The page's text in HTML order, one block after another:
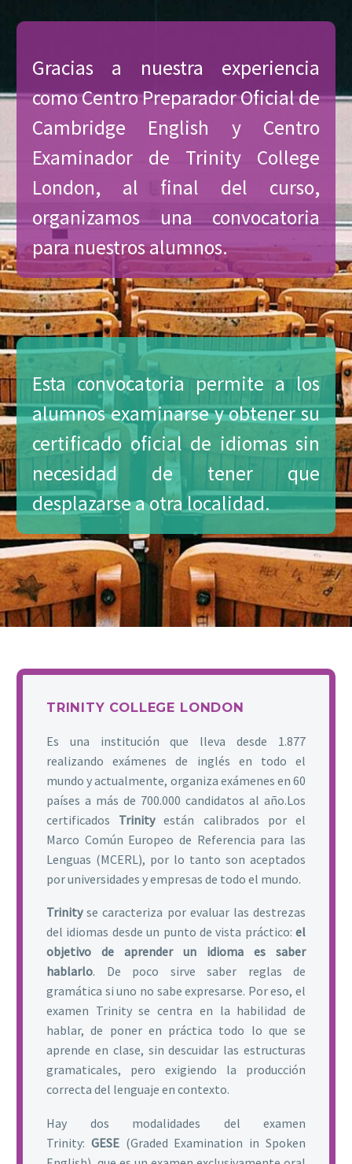
Gracias a nuestra experiencia
como Centro Preparador Oficial de
Cambridge English y Centro
Examinador de Trinity College
London, al final del curso,
organizamos una convocatoria
para nuestros alumnos.
Esta convocatoria permite a los
alumnos examinarse y obtener su
certificado oficial de idiomas sin
necesidad de tener que
desplazarse a otra localidad.
TRINITY COLLEGE LONDON
Es una institución que lleva desde 1.877
realizando exámenes de inglés en todo el
mundo y actualmente, organiza exámenes en 60
países a más de 700.000 candidatos al año.Los
certificados Trinityestán calibrados por el
Marco Común Europeo de Referencia para las
Lenguas (MCERL), por lo tanto son aceptados
por universidades y empresas de todo el mundo.
Trinityse caracteriza por evaluar las destrezas
del idiomas desde un punto de vista práctico: el
objetivo de aprender un idioma es saber
hablarlo. De poco sirve saber reglas de
gramática si uno no sabe expresarse. Por eso, el
examen Trinity se centra en la habilidad de
hablar, de poner en práctica todo lo que se
aprende en clase, sin descuidar las estructuras
gramaticales, pero exigiendo la producción
correcta del lenguaje en contexto.
Hay dos modalidades del examen
Trinity: GESE(Graded Examination in Spoken